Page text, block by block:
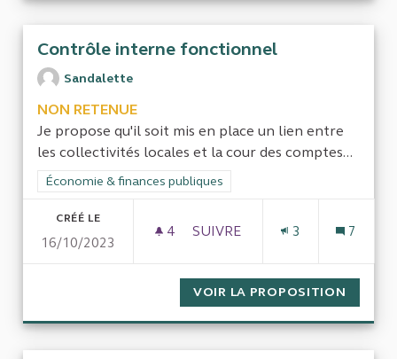
Contrôle interne fonctionnel
Sandalette
NON RETENUE
Je propose qu'il soit mis en place un lien entre
les collectivités locales et la cour des comptes...
Filtrer les résultats de la catégorie : Économie & finances
Économie & finances publiques
CRÉÉ LE
16/10/2023
4 4 ABONNÉS
SUIVRE
3 7
VOIR LA PROPOSITION